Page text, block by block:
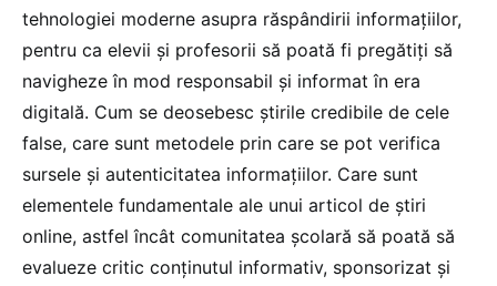
tehnologiei moderne asupra răspândirii informațiilor,
pentru ca elevii și profesorii să poată fi pregătiți să
navigheze în mod responsabil și informat în era
digitală. Cum se deosebesc știrile credibile de cele
false, care sunt metodele prin care se pot verifica
sursele și autenticitatea informațiilor. Care sunt
elementele fundamentale ale unui articol de știri
online, astfel încât comunitatea școlară să poată să
evalueze critic conținutul informativ, sponsorizat și